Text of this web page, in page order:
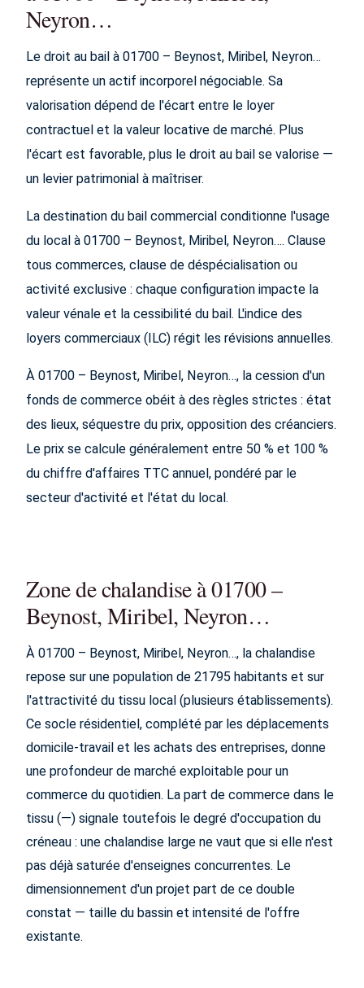
Neyron…
Le droit au bail à 01700 – Beynost, Miribel, Neyron…
représente un actif incorporel négociable. Sa
valorisation dépend de l'écart entre le loyer
contractuel et la valeur locative de marché. Plus
l'écart est favorable, plus le droit au bail se valorise —
un levier patrimonial à maîtriser.
La destination du bail commercial conditionne l'usage
du local à 01700 – Beynost, Miribel, Neyron…. Clause
tous commerces, clause de déspécialisation ou
activité exclusive : chaque configuration impacte la
valeur vénale et la cessibilité du bail. L'indice des
loyers commerciaux (ILC) régit les révisions annuelles.
À 01700 – Beynost, Miribel, Neyron…, la cession d'un
fonds de commerce obéit à des règles strictes : état
des lieux, séquestre du prix, opposition des créanciers.
Le prix se calcule généralement entre 50 % et 100 %
du chiffre d'affaires TTC annuel, pondéré par le
secteur d'activité et l'état du local.
Zone de chalandise à 01700 –
Beynost, Miribel, Neyron…
À 01700 – Beynost, Miribel, Neyron…, la chalandise
repose sur une population de 21795 habitants et sur
l'attractivité du tissu local (plusieurs établissements).
Ce socle résidentiel, complété par les déplacements
domicile-travail et les achats des entreprises, donne
une profondeur de marché exploitable pour un
commerce du quotidien. La part de commerce dans le
tissu (—) signale toutefois le degré d'occupation du
créneau : une chalandise large ne vaut que si elle n'est
pas déjà saturée d'enseignes concurrentes. Le
dimensionnement d'un projet part de ce double
constat — taille du bassin et intensité de l'offre
existante.